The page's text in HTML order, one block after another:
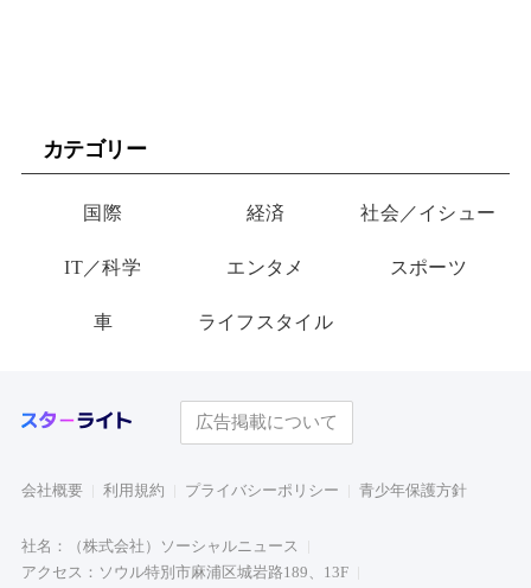
カテゴリー
国際 経済 社会／イシュー
IT／科学 エンタメ スポーツ
車 ライフスタイル
広告掲載について
会社概要 利用規約 プライバシーポリシー 青少年保護方針
社名：（株式会社）ソーシャルニュース
アクセス：ソウル特別市麻浦区城岩路189、13F